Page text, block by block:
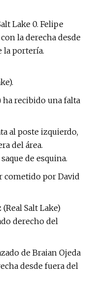
Lake 0. Felipe
la derecha desde
la portería.
recibido una falta
al poste izquierdo,
del área.
de esquina.
cometido por David
Salt Lake)
derecho del
de Braian Ojeda
desde fuera del